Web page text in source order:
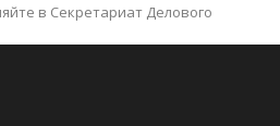
в Секретариат Делового